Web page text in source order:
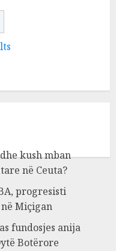
kush mban
në Ceuta?
progresisti
Miçigan
fundosjes anija
Botërore